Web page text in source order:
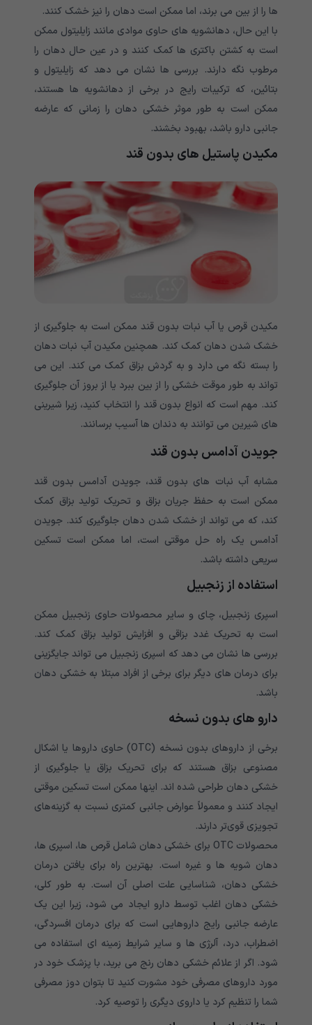
ها را از بین می برند، اما ممکن است دهان را نیز خشک کنند.
با این حال، دهانشویه های حاوی موادی مانند زایلیتول ممکن
است به کشتن باکتری ها کمک کنند و در عین حال دهان را
مرطوب نگه دارند. بررسی ها نشان می دهد که زایلیتول و
بتائین، که ترکیبات رایج در برخی از دهانشویه ها هستند،
ممکن است به طور موثر خشکی دهان را زمانی که عارضه
جانبی دارو باشد، بهبود بخشند.
مکیدن پاستیل های بدون قند
مکیدن قرص یا آب نبات بدون قند ممکن است به جلوگیری از
خشک شدن دهان کمک کند. همچنین مکیدن آب نبات دهان
را بسته نگه می دارد و به گردش بزاق کمک می کند. این می
تواند به طور موقت خشکی را از بین ببرد یا از بروز آن جلوگیری
کند. مهم است که انواع بدون قند را انتخاب کنید، زیرا شیرینی
های شیرین می توانند به دندان ها آسیب برسانند.
جویدن آدامس بدون قند
مشابه آب نبات های بدون قند، جویدن آدامس بدون قند
ممکن است به حفظ جریان بزاق و تحریک تولید بزاق کمک
کند، که می تواند از خشک شدن دهان جلوگیری کند. جویدن
آدامس یک راه حل موقتی است، اما ممکن است تسکین
سریعی داشته باشد.
استفاده از زنجبیل
اسپری زنجبیل، چای و سایر محصولات حاوی زنجبیل ممکن
است به تحریک غدد بزاقی و افزایش تولید بزاق کمک کند.
بررسی ها نشان می دهد که اسپری زنجبیل می تواند جایگزینی
برای درمان های دیگر برای برخی از افراد مبتلا به خشکی دهان
باشد.
دارو های بدون نسخه
برخی از داروهای بدون نسخه (OTC) حاوی داروها یا اشکال
مصنوعی بزاق هستند که برای تحریک بزاق یا جلوگیری از
خشکی دهان طراحی شده اند. اینها ممکن است تسکین موقتی
ایجاد کنند و معمولاً عوارض جانبی کمتری نسبت به گزینه‌های
تجویزی قوی‌تر دارند.
محصولات OTC برای خشکی دهان شامل قرص ها، اسپری ها،
دهان شویه ها و غیره است. بهترین راه برای یافتن درمان
خشکی دهان، شناسایی علت اصلی آن است. به طور کلی،
خشکی دهان اغلب توسط دارو ایجاد می شود، زیرا این یک
عارضه جانبی رایج داروهایی است که برای درمان افسردگی،
اضطراب، درد، آلرژی ها و سایر شرایط زمینه ای استفاده می
شود. اگر از علائم خشکی دهان رنج می برید، با پزشک خود در
مورد داروهای مصرفی خود مشورت کنید تا بتوان دوز مصرفی
شما را تنظیم کرد یا داروی دیگری را توصیه کرد.